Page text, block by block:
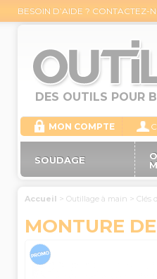
BESOIN D’AIDE ? CONTACTEZ-
DES OUTILS POUR
MON COMPTE
SOUDAGE
Accueil > Outillage à main > Clés
MONTURE